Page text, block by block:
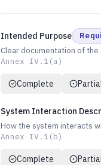
Intended Purpose
Clear documentation of
Annex IV.1(a)
Complete
System Interaction
How the system interacts
Annex IV.1(b)
Complete